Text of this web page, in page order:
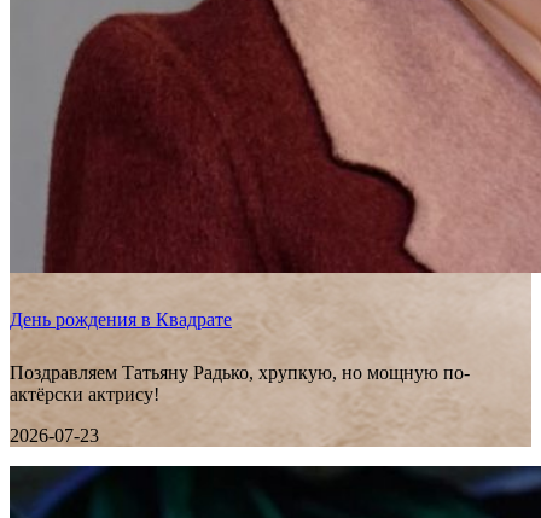
День рождения в Квадрате
Поздравляем Татьяну Радько, хрупкую, но мощную по-
актёрски актрису!
2026-07-23